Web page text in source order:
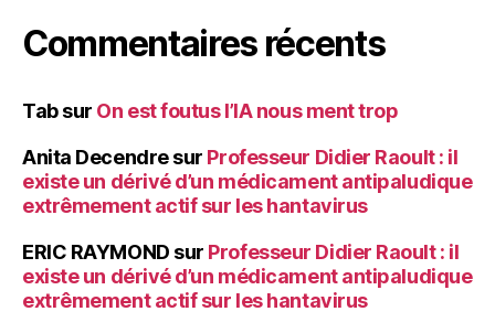
Commentaires récents
Tabsur On est foutus l’IA nous ment trop
Anita Decendresur Professeur Didier Raoult : il
existe un dérivé d’un médicament antipaludique
extrêmement actif sur les hantavirus
ERIC RAYMOND sur Professeur Didier Raoult : il
existe un dérivé d’un médicament antipaludique
extrêmement actif sur les hantavirus